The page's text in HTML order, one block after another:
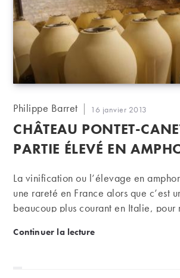
Auteur/autrice
la
publication :
Philippe Barret
Publication
publiée :
16 janvier 2013
CHÂTEAU PONTET-
PARTIE ÉLEVÉ EN
La vinification ou l’élevage en
une rareté en France alors que c’est
beaucoup plus courant en Italie, pour
Bordeaux, Pontet-Canet en
Continuer la lectureChâteau Pontet-Canet